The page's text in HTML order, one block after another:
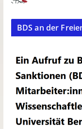
BDS an der